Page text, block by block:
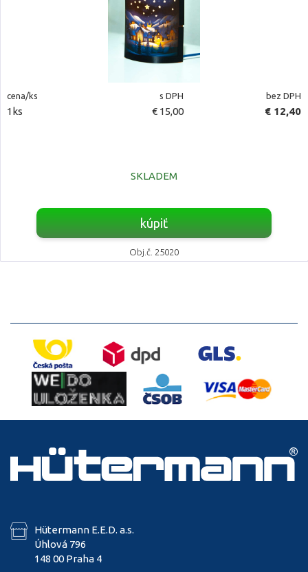
cena/ks s DPH bez DPH
1ks € 15,00 € 12,40
SKLADEM
kúpiť
Obj.č. 25020
Hütermann E.E.D. a.s.
Úhlová 796
148 00 Praha 4